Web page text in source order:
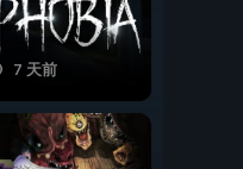
7 天前